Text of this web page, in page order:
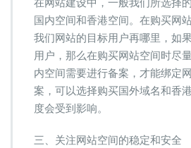
在网站建设中，一般我们所选择
国内空间和香港空间。在购买网
我们网站的目标用户再哪里，如
用户，那么在购买网站空间时尽
内空间需要进行备案，才能绑定
案，可以选择购买国外域名和香
度会受到影响。
三、关注网站空间的稳定和安全